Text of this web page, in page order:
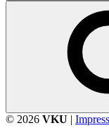
nach:
© 2026 VKU |